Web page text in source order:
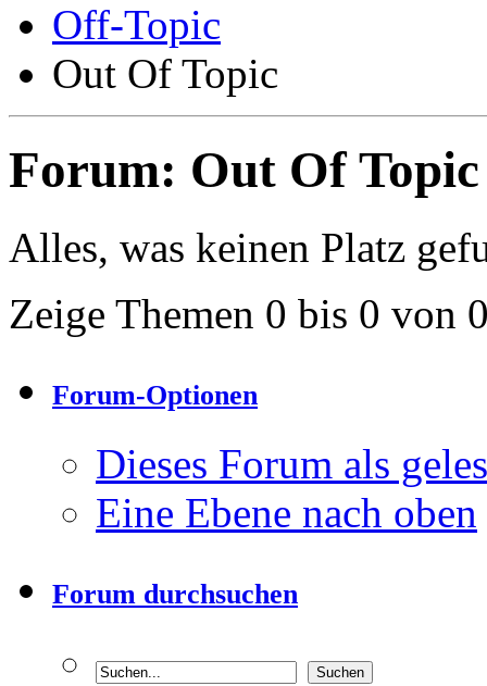
Off-Topic
Out Of Topic
Forum: Out Of Topic
Alles, was keinen Platz
Zeige Themen 0 bis 0 von
Forum-Optionen
Dieses Forum als
Eine Ebene nach oben
Forum durchsuchen